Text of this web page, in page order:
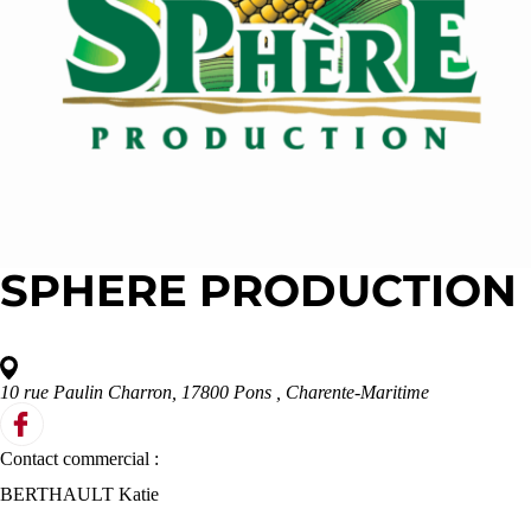
SPHERE PRODUCTION
10 rue Paulin Charron, 17800 Pons , Charente-Maritime
Contact commercial :
BERTHAULT Katie